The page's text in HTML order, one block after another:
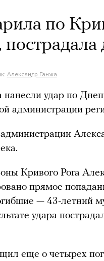
по
Александр Ганжа
нанесли удар по
администрации
Кривого Рога
прямое
— 43-летний
удара
еще о четырех